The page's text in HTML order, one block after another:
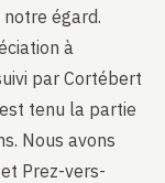
égard.
à
par Cortébert
tenu la partie
Nous avons
Prez-vers-